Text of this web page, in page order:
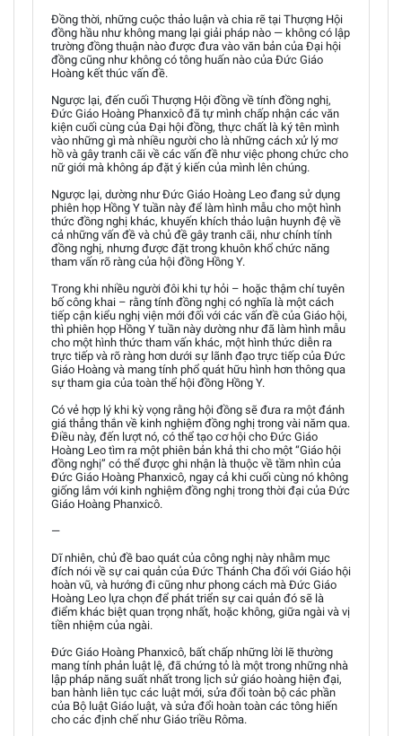
Đồng thời, những cuộc thảo luận và chia rẽ tại Thượng Hội
đồng hầu như không mang lại giải pháp nào — không có lập
trường đồng thuận nào được đưa vào văn bản của Đại hội
đồng cũng như không có tông huấn nào của Đức Giáo
Hoàng kết thúc vấn đề.
Ngược lại, đến cuối Thượng Hội đồng về tính đồng nghị,
Đức Giáo Hoàng Phanxicô đã tự mình chấp nhận các văn
kiện cuối cùng của Đại hội đồng, thực chất là ký tên mình
vào những gì mà nhiều người cho là những cách xử lý mơ
hồ và gây tranh cãi về các vấn đề như việc phong chức cho
nữ giới mà không áp đặt ý kiến của mình lên chúng.
Ngược lại, dường như Đức Giáo Hoàng Leo đang sử dụng
phiên họp Hồng Y tuần này để làm hình mẫu cho một hình
thức đồng nghị khác, khuyến khích thảo luận huynh đệ về
cả những vấn đề và chủ đề gây tranh cãi, như chính tính
đồng nghị, nhưng được đặt trong khuôn khổ chức năng
tham vấn rõ ràng của hội đồng Hồng Y.
Trong khi nhiều người đôi khi tự hỏi – hoặc thậm chí tuyên
bố công khai – rằng tính đồng nghị có nghĩa là một cách
tiếp cận kiểu nghị viện mới đối với các vấn đề của Giáo hội,
thì phiên họp Hồng Y tuần này dường như đã làm hình mẫu
cho một hình thức tham vấn khác, một hình thức diễn ra
trực tiếp và rõ ràng hơn dưới sự lãnh đạo trực tiếp của Đức
Giáo Hoàng và mang tính phổ quát hữu hình hơn thông qua
sự tham gia của toàn thể hội đồng Hồng Y.
Có vẻ hợp lý khi kỳ vọng rằng hội đồng sẽ đưa ra một đánh
giá thẳng thắn về kinh nghiệm đồng nghị trong vài năm qua.
Điều này, đến lượt nó, có thể tạo cơ hội cho Đức Giáo
Hoàng Leo tìm ra một phiên bản khả thi cho một “Giáo hội
đồng nghị” có thể được ghi nhận là thuộc về tầm nhìn của
Đức Giáo Hoàng Phanxicô, ngay cả khi cuối cùng nó không
giống lắm với kinh nghiệm đồng nghị trong thời đại của Đức
Giáo Hoàng Phanxicô.
—
Dĩ nhiên, chủ đề bao quát của công nghị này nhằm mục
đích nói về sự cai quản của Đức Thánh Cha đối với Giáo hội
hoàn vũ, và hướng đi cũng như phong cách mà Đức Giáo
Hoàng Leo lựa chọn để phát triển sự cai quản đó sẽ là
điểm khác biệt quan trọng nhất, hoặc không, giữa ngài và vị
tiền nhiệm của ngài.
Đức Giáo Hoàng Phanxicô, bất chấp những lời lẽ thường
mang tính phản luật lệ, đã chứng tỏ là một trong những nhà
lập pháp năng suất nhất trong lịch sử giáo hoàng hiện đại,
ban hành liên tục các luật mới, sửa đổi toàn bộ các phần
của Bộ luật Giáo luật, và sửa đổi hoàn toàn các tông hiến
cho các định chế như Giáo triều Rôma.